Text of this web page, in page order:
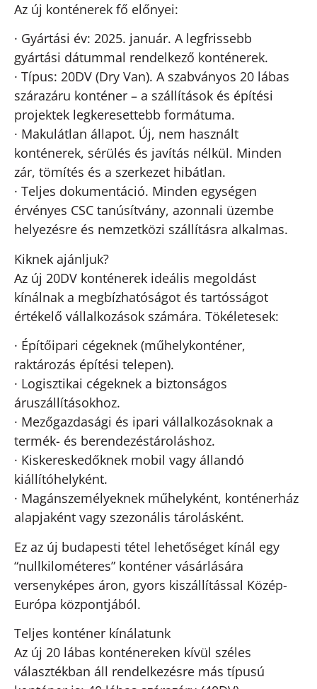
Az új konténerek fő előnyei:
· Gyártási év: 2025. január. A legfrissebb
gyártási dátummal rendelkező konténerek.
· Típus: 20DV (Dry Van). A szabványos 20 lábas
szárazáru konténer – a szállítások és építési
projektek legkeresettebb formátuma.
· Makulátlan állapot. Új, nem használt
konténerek, sérülés és javítás nélkül. Minden
zár, tömítés és a szerkezet hibátlan.
· Teljes dokumentáció. Minden egységen
érvényes CSC tanúsítvány, azonnali üzembe
helyezésre és nemzetközi szállításra alkalmas.
Kiknek ajánljuk?
Az új 20DV konténerek ideális megoldást
kínálnak a megbízhatóságot és tartósságot
értékelő vállalkozások számára. Tökéletesek:
· Építőipari cégeknek (műhelykonténer,
raktározás építési telepen).
· Logisztikai cégeknek a biztonságos
áruszállításokhoz.
· Mezőgazdasági és ipari vállalkozásoknak a
termék- és berendezéstároláshoz.
· Kiskereskedőknek mobil vagy állandó
kiállítóhelyként.
· Magánszemélyeknek műhelyként, konténerház
alapjaként vagy szezonális tárolásként.
Ez az új budapesti tétel lehetőséget kínál egy
“nullkilométeres” konténer vásárlására
versenyképes áron, gyors kiszállítással Közép-
Európa központjából.
Teljes konténer kínálatunk
Az új 20 lábas konténereken kívül széles
választékban áll rendelkezésre más típusú